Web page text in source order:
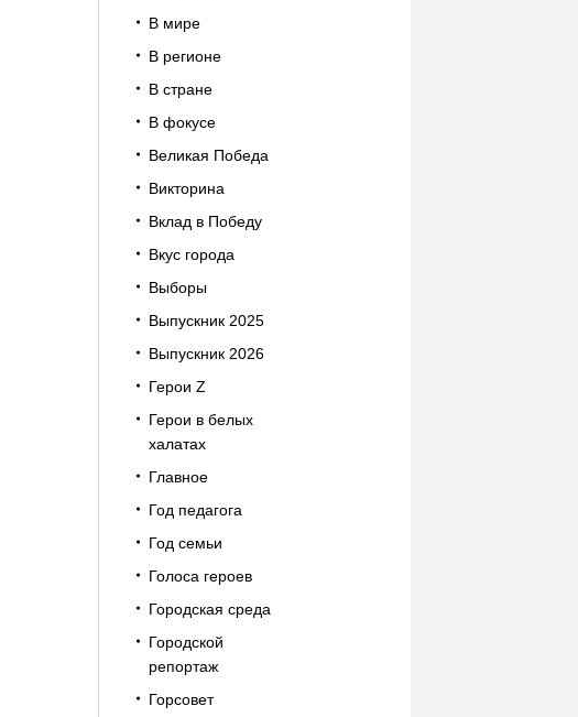
В мире
В регионе
В стране
В фокусе
Великая Победа
Викторина
Вклад в Победу
Вкус города
Выборы
Выпускник 2025
Выпускник 2026
Герои Z
Герои в белых
халатах
Главное
Год педагога
Год семьи
Голоса героев
Городская среда
Городской
репортаж
Горсовет